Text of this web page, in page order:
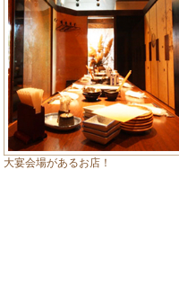
大宴会場があるお店！